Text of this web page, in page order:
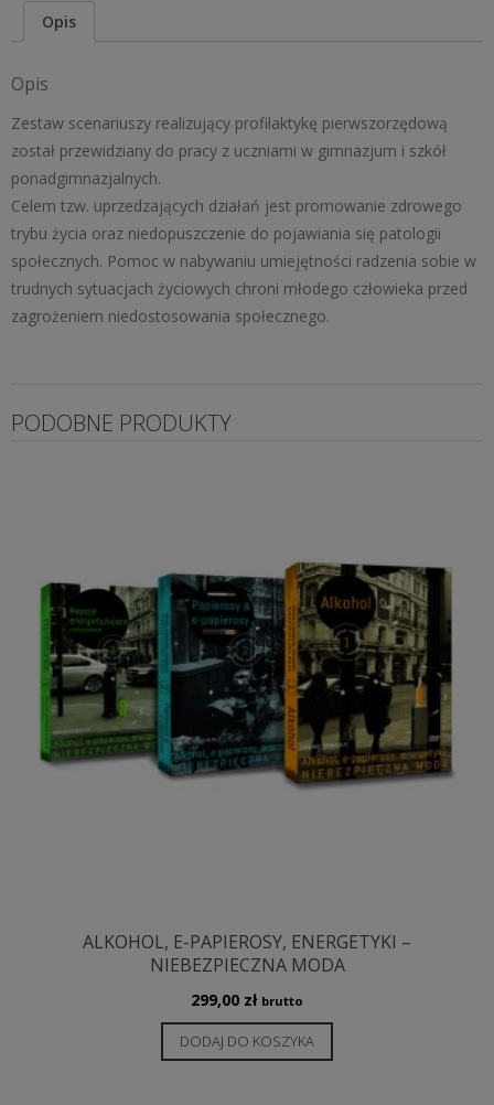
Opis
Opis
Zestaw scenariuszy realizujący profilaktykę pierwszorzędową
został przewidziany do pracy z uczniami w gimnazjum i szkół
ponadgimnazjalnych.
Celem tzw. uprzedzających działań jest promowanie zdrowego
trybu życia oraz niedopuszczenie do pojawiania się patologii
społecznych. Pomoc w nabywaniu umiejętności radzenia sobie w
trudnych sytuacjach życiowych chroni młodego człowieka przed
zagrożeniem niedostosowania społecznego.
PODOBNE PRODUKTY
ALKOHOL, E-PAPIEROSY, ENERGETYKI –
NIEBEZPIECZNA MODA
299,00 zł brutto
DODAJ DO KOSZYKA